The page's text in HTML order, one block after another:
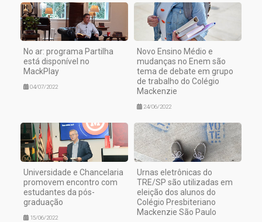
No ar: programa Partilha
está disponível no
MackPlay
04/07/2022
Novo Ensino Médio e
mudanças no Enem são
tema de debate em grupo
de trabalho do Colégio
Mackenzie
24/06/2022
Universidade e Chancelaria
promovem encontro com
estudantes da pós-
graduação
15/06/2022
Urnas eletrônicas do
TRE/SP são utilizadas em
eleição dos alunos do
Colégio Presbiteriano
Mackenzie São Paulo